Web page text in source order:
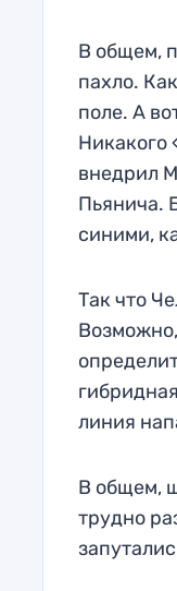
В общем,
пахло.
поле. А
Никакого
внедрил
Пьянича.
синими,
Так что
линия
В общем,
трудно